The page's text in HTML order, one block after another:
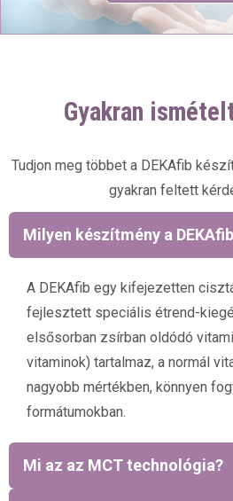
Gyakran
Tudjon meg többet a DEKAfib
gyakran feltett
Milyen készítmény a DEKAfib
A DEKAfib egy kifejezetten
fejlesztett speciális étrend-
elsősorban zsírban oldódó
vitaminok) tartalmaz, a normál
nagyobb mértékben, könnyen
formátumokban.
Mi az az MCT technológia?